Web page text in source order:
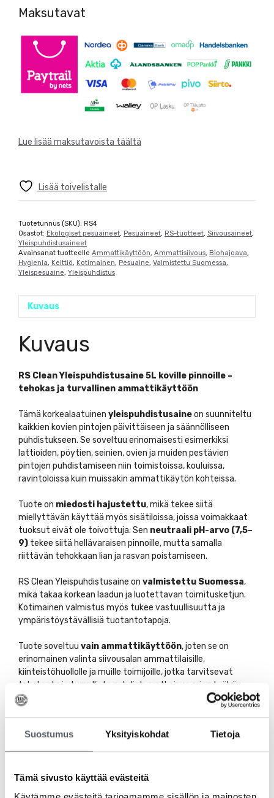
Suostumus Yksityiskohdat Tietoja
Tämä sivusto käyttää evästeitä
Maksutavat
Lue lisää maksutavoista täältä
Lisää toivelistalle
Tuotetunnus (SKU): RS4
Osastot: Ekologiset pesuaineet, Pesuaineet, RS-tuotteet, Siivousaineet,
Yleispuhdistusaineet
Avainsanat tuotteelle Ammattikäyttöön, Ammattisiivous, Biohajoava,
Hygienia, Keittiö, Kotimainen, Pesuaine, Valmistettu Suomessa,
Yleispesuaine, Yleispuhdistus
Kuvaus
Kuvaus
RS Clean Yleispuhdistusaine 5L koville pinnoille –
tehokas ja turvallinen ammattikäyttöön
Tämä korkealaatuinen yleispuhdistusaineon suunniteltu
kaikkien kovien pintojen päivittäiseen ja säännölliseen
puhdistukseen. Se soveltuu erinomaisesti esimerkiksi
lattioiden, pöytien, seinien, ovien ja muiden pestävien
pintojen puhdistamiseen niin toimistoissa, kouluissa,
ravintoloissa kuin muissakin ammattikäytön kohteissa.
Tuote on miedosti hajustettu, mikä tekee siitä
miellyttävän käyttää myös sisätiloissa, joissa voimakkaat
tuoksut eivät ole toivottuja. Sen neutraali pH-arvo (7,5–
9) tekee siitä hellävaraisen pinnoille, mutta samalla
riittävän tehokkaan lian ja rasvan poistamiseen.
RS Clean Yleispuhdistusaine on valmistettu Suomessa,
mikä takaa korkean laadun ja luotettavan toimitusketjun.
Kotimainen valmistus myös tukee vastuullisuutta ja
ympäristöystävällisiä tuotantotapoja.
Tuote soveltuu vain ammattikäyttöön, joten se on
erinomainen valinta siivousalan ammattilaisille,
kiinteistöhuollolle ja muille toimijoille, jotka tarvitsevat
tehokasta ja turvallista puhdistusratkaisua arjen työhön.
monipuolista,
joka takaa puhtaat ja hygieeniset pinnat ilman pintojen
vaurioitumisen riskiä.
Tutustu myös